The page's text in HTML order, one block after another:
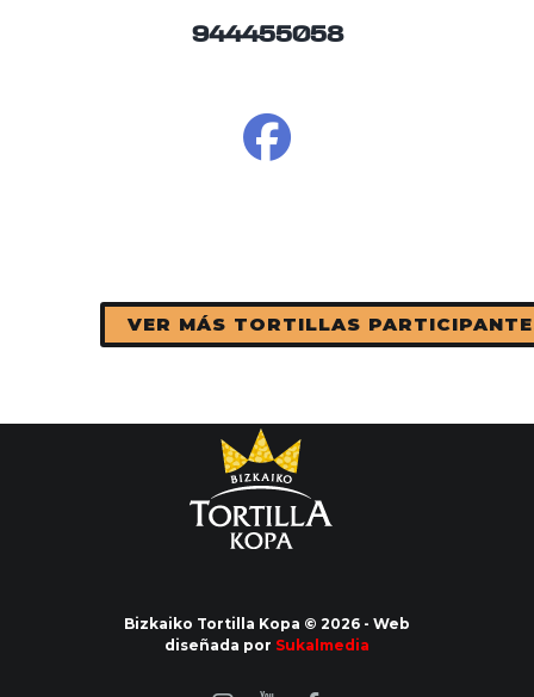
944455058
VER MÁS TORTILLAS
Bizkaiko Tortilla Kopa © 2026 - Web
diseñada por Sukalmedia